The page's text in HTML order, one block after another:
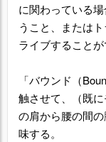
に関わっている
うこと、または
ライブすることが
「バウンド（
触させて、（既
の肩から腰の間
味する。